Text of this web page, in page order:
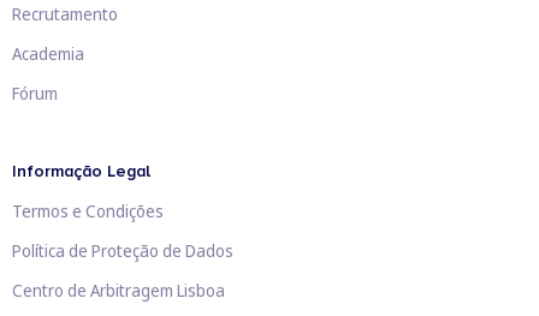
Recrutamento
Academia
Fórum
Informação Legal
Termos e Condições
Política de Proteção de Dados
Centro de Arbitragem Lisboa